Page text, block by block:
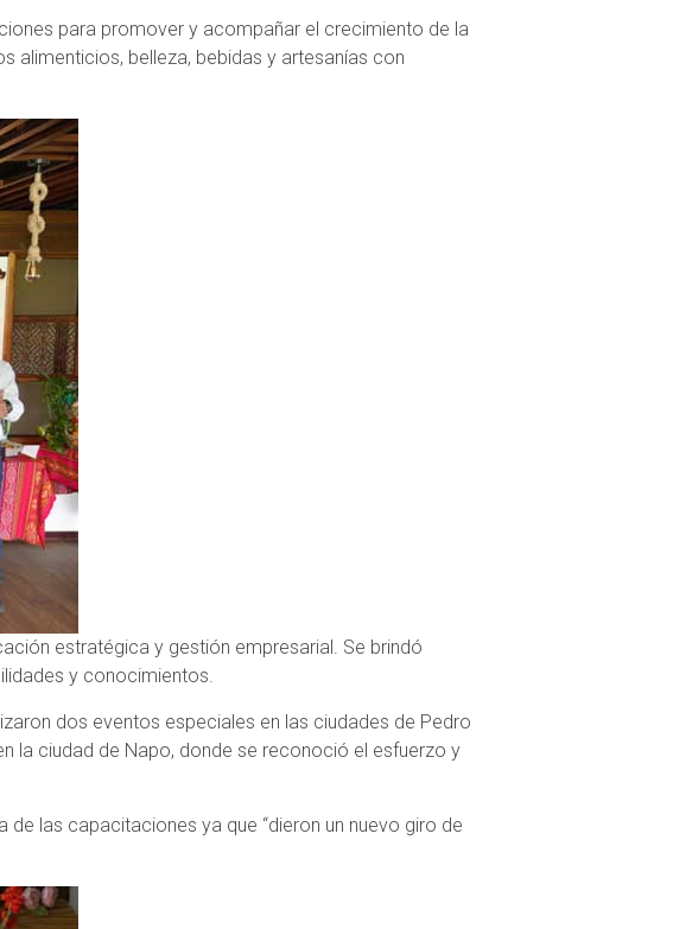
para promover y acompañar el crecimiento de la
alimenticios, belleza, bebidas y artesanías con
estratégica y gestión empresarial. Se brindó
y conocimientos.
dos eventos especiales en las ciudades de Pedro
la ciudad de Napo, donde se reconoció el esfuerzo y
las capacitaciones ya que “dieron un nuevo giro de